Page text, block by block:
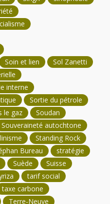
Soin et lien
Sol Zanetti
interne
Sortie du pétrole
le gaz
Soudan
Souveraineté autochtone
Standing Rock
Bureau
stratégie
Suède
Suisse
tarif social
taxe carbone
Terre-Neuve